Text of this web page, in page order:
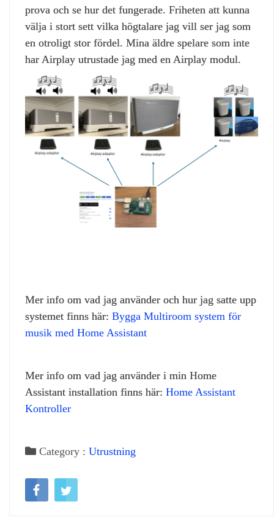
prova och se hur det fungerade. Friheten att kunna
välja i stort sett vilka högtalare jag vill ser jag som
en otroligt stor fördel. Mina äldre spelare som inte
har Airplay utrustade jag med en Airplay modul.
Mer info om vad jag använder och hur jag satte upp
systemet finns här: Bygga Multiroom system för
musik med Home Assistant
Mer info om vad jag använder i min Home
Assistant installation finns här: Home Assistant
Kontroller
Category : Utrustning